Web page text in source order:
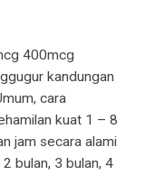
400mcg
kandungan
cara
kuat 1 – 8
jam secara alami
bulan, 3 bulan, 4